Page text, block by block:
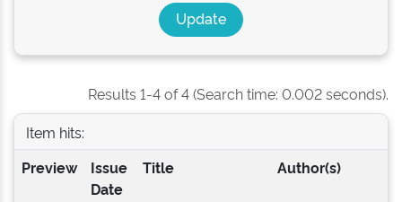
Results 1-4 of 4 (Search time: 0.002 seconds).
Item hits:
Preview
Issue
Date
Title Author(s)